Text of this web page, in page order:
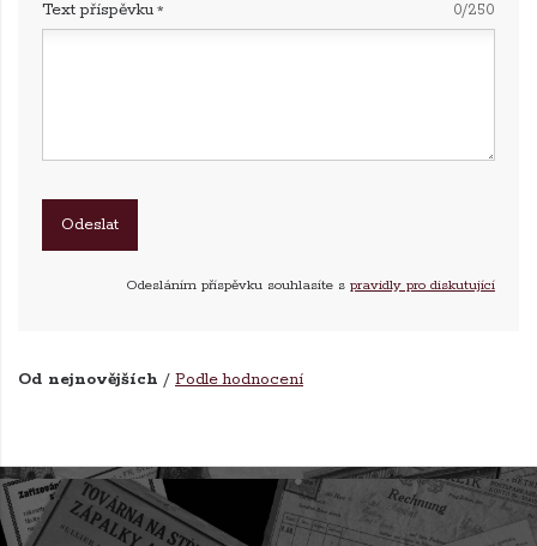
Text příspěvku 0/250
Odesláním příspěvku souhlasíte s pravidly pro diskutující
Od nejnovějších / Podle hodnocení